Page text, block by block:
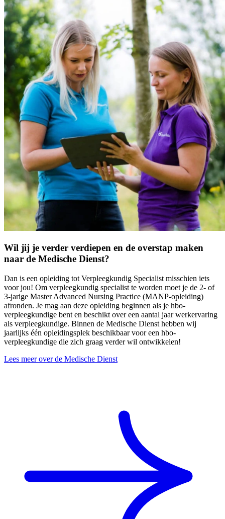
Wil jij je verder verdiepen en de overstap maken
naar de Medische Dienst?
Dan is een opleiding tot Verpleegkundig Specialist misschien iets
voor jou! Om verpleegkundig specialist te worden moet je de 2- of
3-jarige Master Advanced Nursing Practice (MANP-opleiding)
afronden. Je mag aan deze opleiding beginnen als je hbo-
verpleegkundige bent en beschikt over een aantal jaar werkervaring
als verpleegkundige. Binnen de Medische Dienst hebben wij
jaarlijks één opleidingsplek beschikbaar voor een hbo-
verpleegkundige die zich graag verder wil ontwikkelen!
Lees meer over de Medische Dienst